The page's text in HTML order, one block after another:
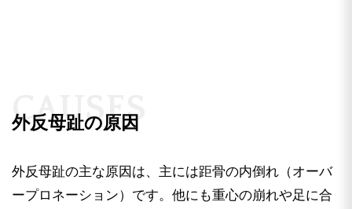
外反母趾は、体質・歩き方のクセに加えて、ハイヒ
外反母趾の原因
CAUSES
外反母趾の主な原因は、主には距骨の内倒れ（オーバ
ープロネーション）です。他にも重心の崩れや足に合